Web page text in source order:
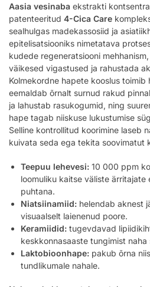
Aasia vesinaba ekstrakti
patenteeritud 4-Cica Care
sealhulgas madekassosiid ja
epitelisatsiooniks nimetatava
kudede regeneratsiooni
väikesed vigastused ja rahustada
Kolmekordne hapete kooslus toimib
eemaldab õrnalt surnud rakud
ja lahustab rasukogumid, ning
hape tagab niiskuse lukustumise
Selline kontrollitud koorimine laseb
kuivata seda ega tekita soovimatut
Teepuu lehevesi: 10 000 ppm
loomuliku kaitse väliste ärritajate
puhtana.
Niatsiinamiid: helendab aknest
visuaalselt laienenud poore.
Keramiidid: tugevdavad
keskkonnasaaste tungimist naha
Laktobioonhape: pakub õrna
tundlikumale nahale.